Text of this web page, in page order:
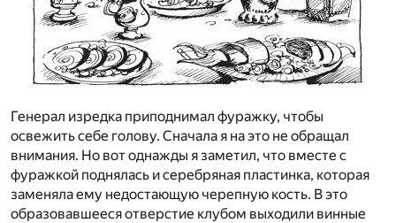
Генерал изредка приподнимал фуражку, чтобы
освежить себе голову. Сначала я на это не обращал
внимания. Но вот однажды я заметил, что вместе с
фуражкой поднялась и серебряная пластинка, которая
заменяла ему недостающую черепную кость. В это
образовавшееся отверстие клубом выходили винные